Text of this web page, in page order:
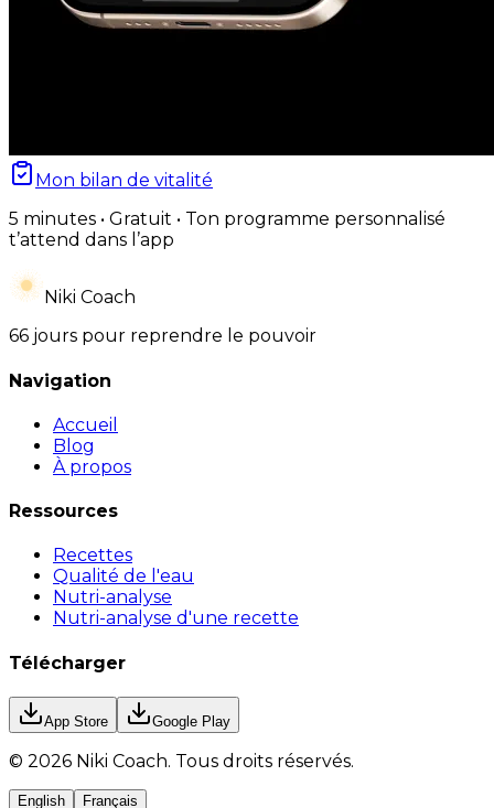
Mon bilan de vitalité
5 minutes • Gratuit • Ton programme personnalisé
t’attend dans l’app
Niki Coach
66 jours pour reprendre le pouvoir
Navigation
Accueil
Blog
À propos
Ressources
Recettes
Qualité de l'eau
Nutri-analyse
Nutri-analyse d'une recette
Télécharger
App Store Google Play
© 2026 Niki Coach. Tous droits réservés.
English Français